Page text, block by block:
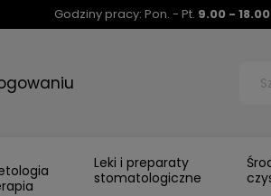
Godziny pracy: Pon. - Pt. 9.00 - 18.00
Leki i preparaty
stomatologiczne